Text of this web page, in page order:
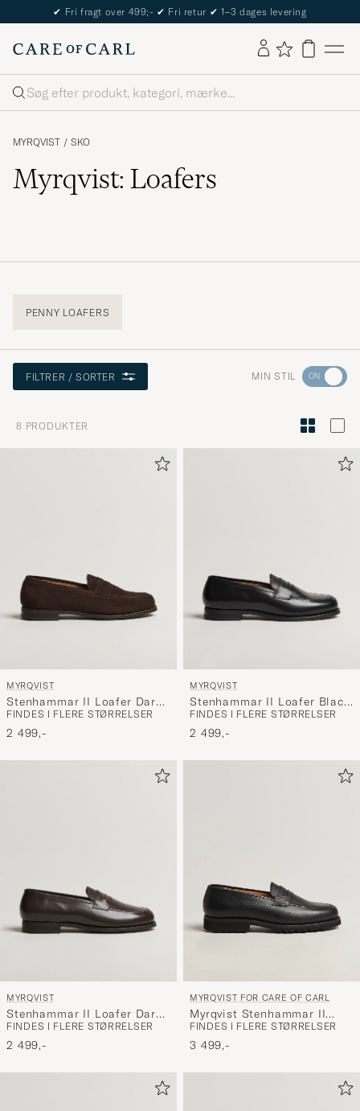
✔ Fri fragt over 499;- ✔ Fri retur ✔ 1–3 dages levering
Søg
MYRQVIST / SKO
Myrqvist: Loafers
PENNY LOAFERS
FILTRER / SORTER MIN STIL Gå
Stilråd
er
mere
til
8 PRODUKTER
MYRQVIST
Stenhammar II Loafer Dark
Brown Suede
FINDES I FLERE STØRRELSER
2 499,-
MYRQVIST
Stenhammar II Loafer Black
Calf
FINDES I FLERE STØRRELSER
2 499,-
MYRQVIST
Stenhammar II Loafer Dark
Brown Calf
FINDES I FLERE STØRRELSER
2 499,-
MYRQVIST FOR CARE OF CARL
Myrqvist Stenhammar II
Vibram Loafer Black
Grained Calf
FINDES I FLERE STØRRELSER
3 499,-